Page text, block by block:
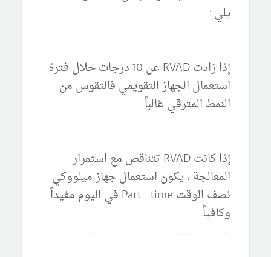
يلي :
إذا زادت RVAD عن 10 درجات خلال فترة
استعمال الجهاز التقويمي فالتقوس من
النمط المترقي غالباً .
إذا كانت RVAD تتناقص مع استمرار
المعالجة ، يكون استعمال جهاز ميلووكي
نصف الوقت Part - time في اليوم مفيداً
وكافياً.